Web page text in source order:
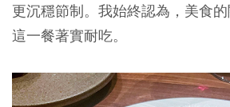
更沉穩節制。我始終認為，美食的
這一餐著實耐吃。